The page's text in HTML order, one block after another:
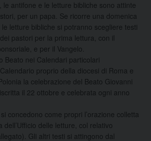
le antifone e le letture bibliche sono attinte
per un papa. Se ricorre una domenica
le letture bibliche si potranno scegliere testi
pastori per la prima lettura, con il
e per il Vangelo.
Beato nei Calendari particolari
proprio della diocesi di Roma e
la celebrazione del Beato Giovanni
il 22 ottobre e celebrata ogni anno
concedono come propri l’orazione colletta
dell’Ufficio delle letture, col relativo
Gli altri testi si attingono dal